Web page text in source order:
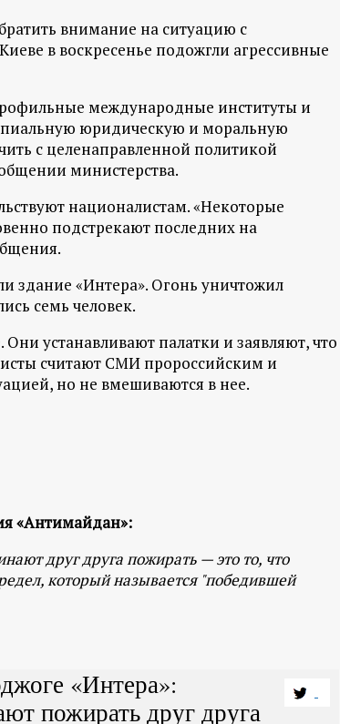
внимание на ситуацию с
в воскресенье подожгли агрессивные
международные институты и
юридическую и моральную
с целенаправленной политикой
министерства.
националистам. «Некоторые
подстрекают последних на
здание «Интера». Огонь уничтожил
семь человек.
устанавливают палатки и заявляют, что
считают СМИ пророссийским и
но не вмешиваются в нее.
«Антимайдан»:
друг друга пожирать — это то, что
который называется "победившей
«Интера»:
пожирать друг друга